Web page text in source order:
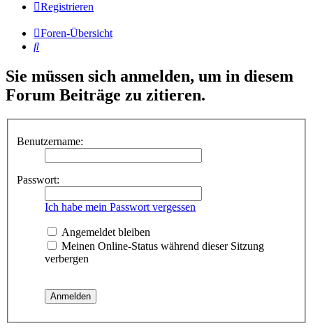
Registrieren
Foren-Übersicht
Suche
Sie müssen sich anmelden, um in diesem
Forum Beiträge zu zitieren.
Benutzername:
Passwort:
Ich habe mein Passwort vergessen
Angemeldet bleiben
Meinen Online-Status während dieser Sitzung
verbergen